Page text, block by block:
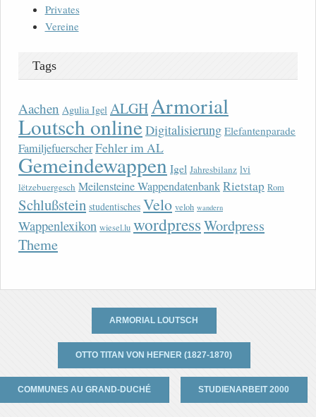
Privates
Vereine
Tags
Aachen Agulia Igel ALGH Armorial
Loutsch onlineDigitalisierung Elefantenparade
FamiljefuerscherFehler im AL
Gemeindewappen Igel Jahresbilanz lvi
lëtzebuergesch Meilensteine WappendatenbankRietstap Rom
Schlußstein studentisches Velo veloh wandern
Wappenlexikon wiesel.lu wordpressWordpress
Theme
ARMORIAL LOUTSCH
OTTO TITAN VON HEFNER (1827-1870)
COMMUNES AU GRAND-DUCHÉ STUDIENARBEIT 2000